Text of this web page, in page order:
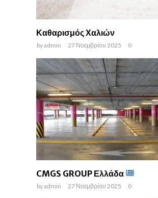
Καθαρισμός Χαλιών
byadmin 27 Νοεμβρίου 2025 0
CMGS GROUP Ελλάδα
byadmin 27 Νοεμβρίου 2025 0